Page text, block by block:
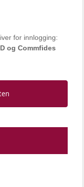
for innlogging:
og Commfides